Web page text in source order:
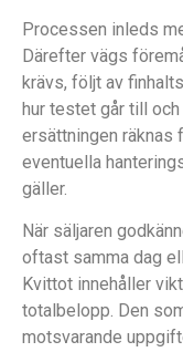
Processen inleds
Därefter vägs
krävs, följt av
hur testet går till
ersättningen räknas
eventuella
gäller.
När säljaren
oftast samma dag
Kvittot innehåller
totalbelopp. Den
motsvarande